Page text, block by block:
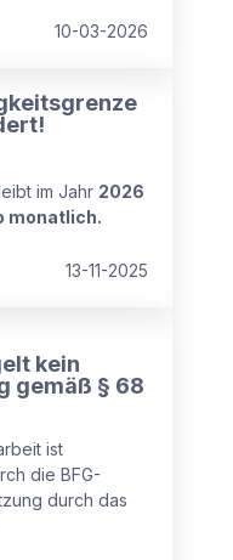
Flugrouten
Sicht stellt
es in einem
mit der
10-03-2026
im Jahr 2026
monatlich.
13-11-2025
kein
gemäß § 68
ist
die BFG-
durch das